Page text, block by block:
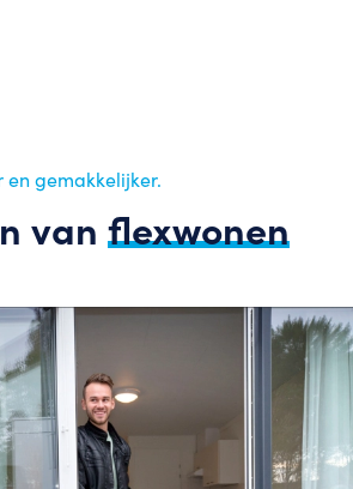
en gemakkelijker.
van flexwonen